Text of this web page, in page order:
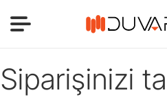
Siparişinizi